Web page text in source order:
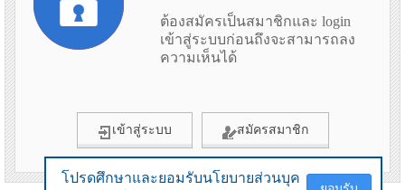
โปรดศึกษาและยอมรับนโยบายส่วนบุค
ต้องสมัครเป็นสมาชิกและ login
เข้าสู่ระบบก่อนถึงจะสามารถลง
ความเห็นได้
เข้าสู่ระบบ สมัครสมาชิก
โปรดศึกษาและยอมรับนโยบายส่วนบุค